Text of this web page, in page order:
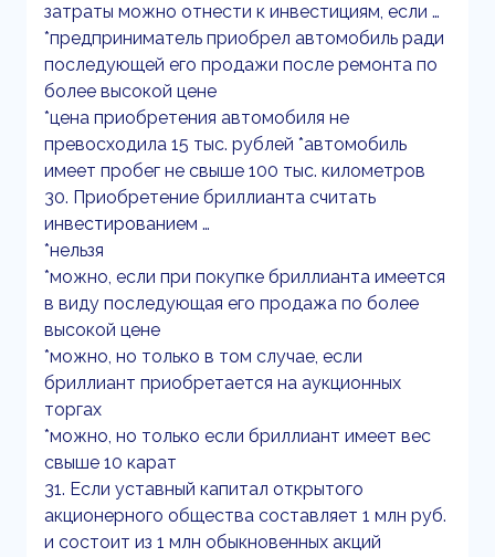
затраты можно отнести к инвестициям, если …
*предприниматель приобрел автомобиль ради
последующей его продажи после ремонта по
более высокой цене
*цена приобретения автомобиля не
превосходила 15 тыс. рублей *автомобиль
имеет пробег не свыше 100 тыс. километров
30. Приобретение бриллианта считать
инвестированием …
*нельзя
*можно, если при покупке бриллианта имеется
в виду последующая его продажа по более
высокой цене
*можно, но только в том случае, если
бриллиант приобретается на аукционных
торгах
*можно, но только если бриллиант имеет вес
свыше 10 карат
31. Если уставный капитал открытого
акционерного общества составляет 1 млн руб.
и состоит из 1 млн обыкновенных акций